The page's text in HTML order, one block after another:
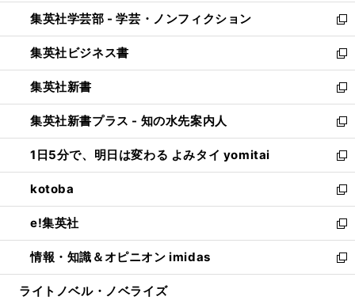
く
で
開
く
ン
ド
ウ
で
開
く
ウ
ィ
ン
ド
ウ
で
開
く
集英社学芸部 - 学芸・ノンフィクション
新
し
い
ウ
ィ
ン
ド
ウ
で
開
く
集英社ビジネス書
新
し
い
ウ
ィ
ン
ド
ウ
で
開
く
集英社新書
新
し
い
ウ
ィ
ン
ド
ウ
で
開
く
集英社新書プラス - 知の水先案内人
新
し
い
ウ
ィ
ン
ド
ウ
で
開
1日5分で、明日は変わる よみタイ yomitai
新
し
い
ウ
ィ
ン
ド
ウ
kotoba
新
し
い
ウ
ィ
ン
e!集英社
新
し
い
ウ
情報・知識＆オピニオン imidas
新
し
ライトノベル・ノベライズ